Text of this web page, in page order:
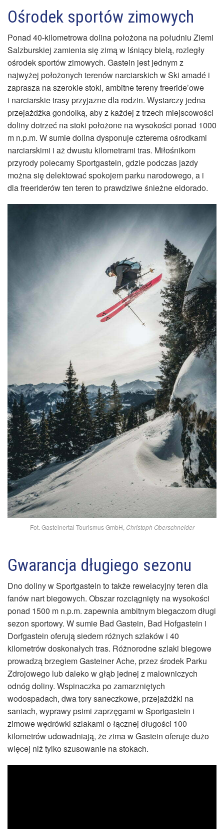
Ośrodek sportów zimowych
Ponad 40-kilometrowa dolina położona na południu Ziemi
Salzburskiej zamienia się zimą w lśniący bielą, rozległy
ośrodek sportów zimowych. Gastein jest jednym z
najwyżej położonych terenów narciarskich w Ski amadé i
zaprasza na szerokie stoki, ambitne tereny freeride’owe
i narciarskie trasy przyjazne dla rodzin. Wystarczy jedna
przejażdżka gondolką, aby z każdej z trzech miejscowości
doliny dotrzeć na stoki położone na wysokości ponad 1000
m n.p.m. W sumie dolina dysponuje czterema ośrodkami
narciarskimi i aż dwustu kilometrami tras. Miłośnikom
przyrody polecamy Sportgastein, gdzie podczas jazdy
można się delektować spokojem parku narodowego, a i
dla freeriderów ten teren to prawdziwe śnieżne eldorado.
Fot. Gasteinertal Tourismus GmbH, Christoph Oberschneider
Gwarancja długiego sezonu
Dno doliny w Sportgastein to także rewelacyjny teren dla
fanów nart biegowych. Obszar rozciągnięty na wysokości
ponad 1500 m n.p.m. zapewnia ambitnym biegaczom długi
sezon sportowy. W sumie Bad Gastein, Bad Hofgastein i
Dorfgastein oferują siedem różnych szlaków i 40
kilometrów doskonałych tras. Różnorodne szlaki biegowe
prowadzą brzegiem Gasteiner Ache, przez środek Parku
Zdrojowego lub daleko w głąb jednej z malowniczych
odnóg doliny. Wspinaczka po zamarzniętych
wodospadach, dwa tory saneczkowe, przejażdżki na
saniach, wyprawy psimi zaprzęgami w Sportgastein i
zimowe wędrówki szlakami o łącznej długości 100
kilometrów udowadniają, że zima w Gastein oferuje dużo
więcej niż tylko szusowanie na stokach.